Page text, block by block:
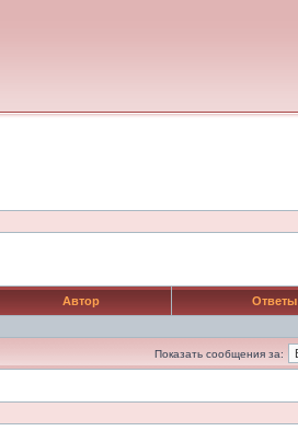
Автор Ответы
Показать сообщения за: